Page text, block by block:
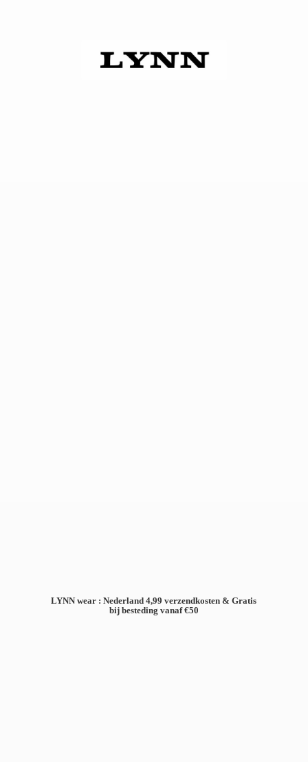
LYNN wear : Nederland 4,99 verzendkosten & Gratis
bij besteding vanaf €50